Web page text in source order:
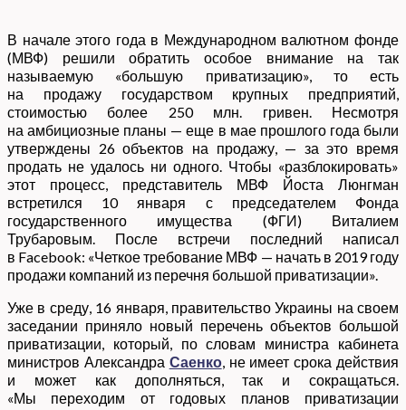
В начале этого года в Международном валютном фонде
(МВФ) решили обратить особое внимание на так
называемую «большую приватизацию», то есть
на продажу государством крупных предприятий,
стоимостью более 250 млн. гривен. Несмотря
на амбициозные планы — еще в мае прошлого года были
утверждены 26 объектов на продажу, — за это время
продать не удалось ни одного. Чтобы «разблокировать»
этот процесс, представитель МВФ Йоста Люнгман
встретился 10 января с председателем Фонда
государственного имущества (ФГИ) Виталием
Трубаровым. После встречи последний написал
в Facebook: «Четкое требование МВФ — начать в 2019 году
продажи компаний из перечня большой приватизации».
Уже в среду, 16 января, правительство Украины на своем
заседании приняло новый перечень объектов большой
приватизации, который, по словам министра кабинета
министров Александра Саенко, не имеет срока действия
и может как дополняться, так и сокращаться.
«Мы переходим от годовых планов приватизации